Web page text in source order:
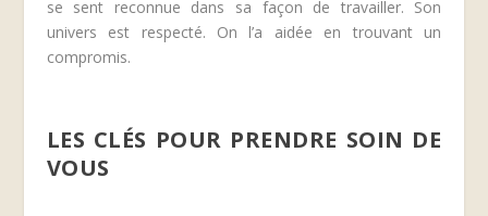
se sent reconnue dans sa façon de travailler. Son
univers est respecté. On l’a aidée en trouvant un
compromis.
LES CLÉS POUR PRENDRE SOIN DE
VOUS